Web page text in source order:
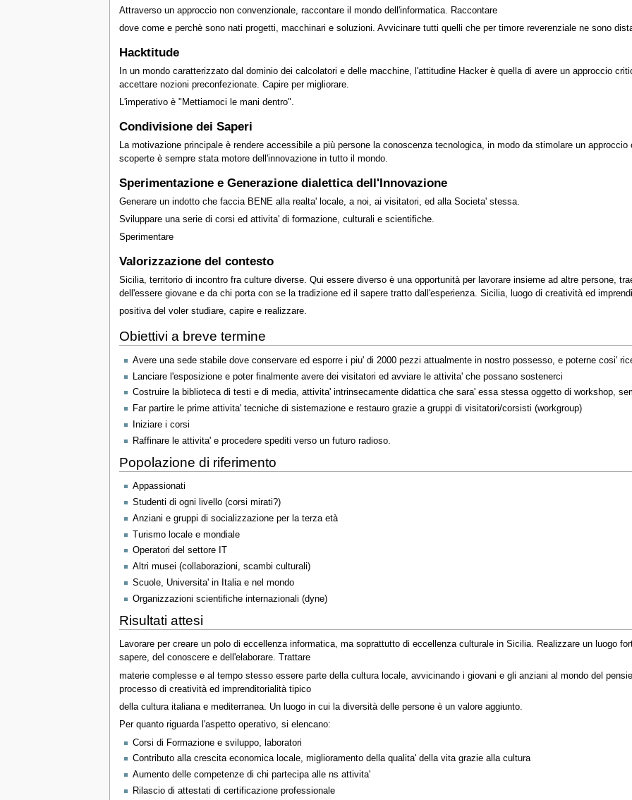
Attraverso un approccio non convenzionale, raccontare il mondo dell'informatica. Raccontare
dove come e perchè sono nati progetti, macchinari e soluzioni. Avvicinare tutti quelli che per timore reverenziale ne sono
Hacktitude
In un mondo caratterizzato dal dominio dei calcolatori e delle macchine, l'attitudine Hacker è quella di avere un approccio
accettare nozioni preconfezionate. Capire per migliorare.
L'imperativo è "Mettiamoci le mani dentro".
Condivisione dei Saperi
La motivazione principale è rendere accessibile a più persone la conoscenza tecnologica, in modo da stimolare un
scoperte è sempre stata motore dell'innovazione in tutto il mondo.
Sperimentazione e Generazione dialettica dell'Innovazione
Generare un indotto che faccia BENE alla realta' locale, a noi, ai visitatori, ed alla Societa' stessa.
Sviluppare una serie di corsi ed attivita' di formazione, culturali e scientifiche.
Sperimentare
Valorizzazione del contesto
Sicilia, territorio di incontro fra culture diverse. Qui essere diverso è una opportunità per lavorare insieme ad altre persone,
dell'essere giovane e da chi porta con se la tradizione ed il sapere tratto dall'esperienza. Sicilia, luogo di creatività ed
positiva del voler studiare, capire e realizzare.
Obiettivi a breve termine
Avere una sede stabile dove conservare ed esporre i piu' di 2000 pezzi attualmente in nostro possesso, e poterne cosi'
Lanciare l'esposizione e poter finalmente avere dei visitatori ed avviare le attivita' che possano sostenerci
Costruire la biblioteca di testi e di media, attivita' intrinsecamente didattica che sara' essa stessa oggetto di workshop,
Far partire le prime attivita' tecniche di sistemazione e restauro grazie a gruppi di visitatori/corsisti (workgroup)
Iniziare i corsi
Raffinare le attivita' e procedere spediti verso un futuro radioso.
Popolazione di riferimento
Appassionati
Studenti di ogni livello (corsi mirati?)
Anziani e gruppi di socializzazione per la terza età
Turismo locale e mondiale
Operatori del settore IT
Altri musei (collaborazioni, scambi culturali)
Scuole, Universita' in Italia e nel mondo
Organizzazioni scientifiche internazionali (dyne)
Risultati attesi
Lavorare per creare un polo di eccellenza informatica, ma soprattutto di eccellenza culturale in Sicilia. Realizzare un luogo
sapere, del conoscere e dell'elaborare. Trattare
materie complesse e al tempo stesso essere parte della cultura locale, avvicinando i giovani e gli anziani al mondo del
processo di creatività ed imprenditorialità tipico
della cultura italiana e mediterranea. Un luogo in cui la diversità delle persone è un valore aggiunto.
Per quanto riguarda l'aspetto operativo, si elencano:
Corsi di Formazione e sviluppo, laboratori
Contributo alla crescita economica locale, miglioramento della qualita' della vita grazie alla cultura
Aumento delle competenze di chi partecipa alle ns attivita'
Rilascio di attestati di certificazione professionale